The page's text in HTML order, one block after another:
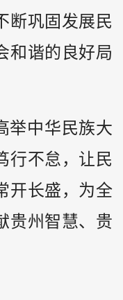
断巩固发展民
和谐的良好局
举中华民族大
行不怠，让民
开长盛，为全
贵州智慧、贵